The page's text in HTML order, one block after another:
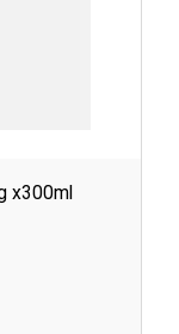
x300ml